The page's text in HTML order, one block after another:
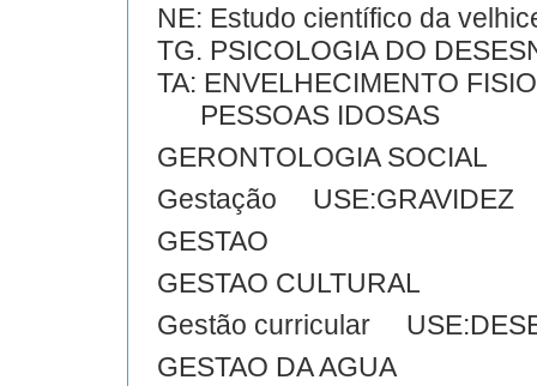
NE: Estudo científico da
TG. PSICOLOGIA DO
TA: ENVELHECIMENTO
PESSOAS IDOSAS
GERONTOLOGIA SOCIAL
Gestação USE:GRAVIDEZ
GESTAO
GESTAO CULTURAL
Gestão curricular
GESTAO DA AGUA